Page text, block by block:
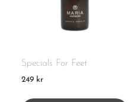
Specials For Feet
249 kr